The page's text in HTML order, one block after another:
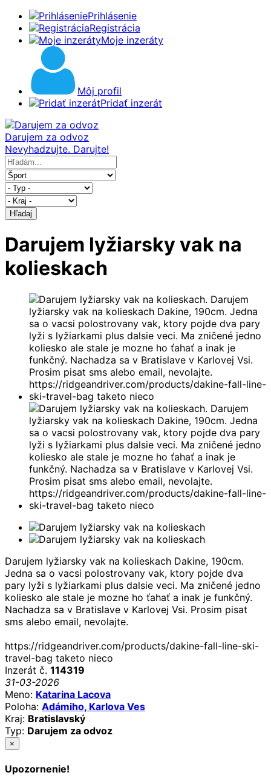
Prihlásenie
Registrácia
Moje inzeráty
Môj profil
Pridať inzerát
Darujem za odvoz
Nevyhadzujte. Darujte!
Hľadaj
Darujem lyžiarsky vak na
kolieskach
Darujem lyžiarsky vak na kolieskach Dakine, 190cm.
Jedna sa o vacsi polostrovany vak, ktory pojde dva
pary lyži s lyžiarkami plus dalsie veci. Ma zničené jedno
koliesko ale stale je mozne ho ťahať a inak je funkčný.
Nachadza sa v Bratislave v Karlovej Vsi. Prosim pisat
sms alebo email, nevolajte.
https://ridgeandriver.com/products/dakine-fall-line-ski-
travel-bag taketo nieco
Inzerát č. 114319
31-03-2026
Meno: Katarina Lacova
Poloha: Adámiho, Karlova Ves
Kraj: Bratislavský
Typ: Darujem za odvoz
×
Upozornenie!